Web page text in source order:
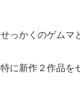
せっかくのゲムマ
特に新作２作品を